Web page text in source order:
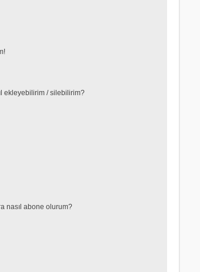
ekleyebilirim / silebilirim?
nasıl abone olurum?